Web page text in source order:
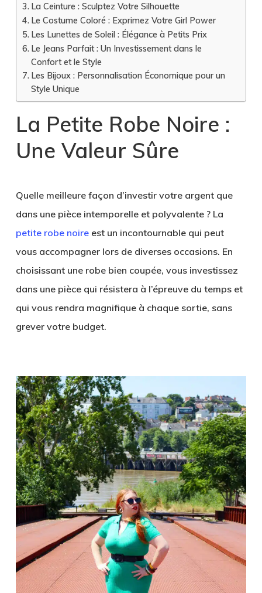
La Ceinture : Sculptez Votre Silhouette
Le Costume Coloré : Exprimez Votre Girl Power
Les Lunettes de Soleil : Élégance à Petits Prix
Le Jeans Parfait : Un Investissement dans le
Confort et le Style
Les Bijoux : Personnalisation Économique pour un
Style Unique
La Petite Robe Noire :
Une Valeur Sûre
Quelle meilleure façon d’investir votre argent que
dans une pièce intemporelle et polyvalente ? La
petite robe noireest un incontournable qui peut
vous accompagner lors de diverses occasions. En
choisissant une robe bien coupée, vous investissez
dans une pièce qui résistera à l’épreuve du temps et
qui vous rendra magnifique à chaque sortie, sans
grever votre budget.